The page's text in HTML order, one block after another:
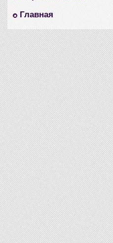
Главная